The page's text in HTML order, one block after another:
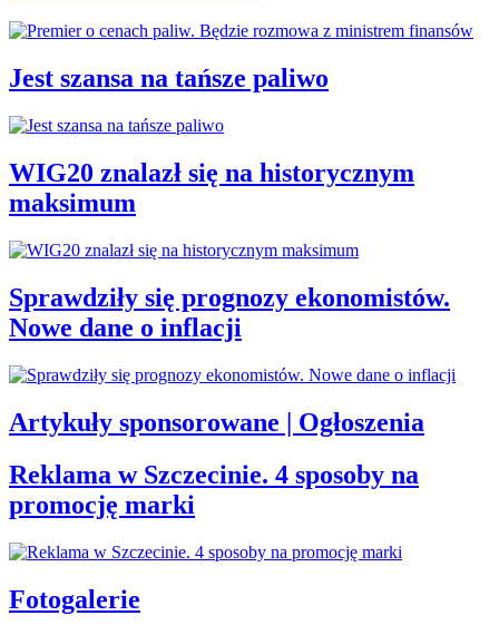
Jest szansa na tańsze paliwo
WIG20 znalazł się na historycznym
maksimum
Sprawdziły się prognozy ekonomistów.
Nowe dane o inflacji
Artykuły sponsorowane | Ogłoszenia
Reklama w Szczecinie. 4 sposoby na
promocję marki
Fotogalerie